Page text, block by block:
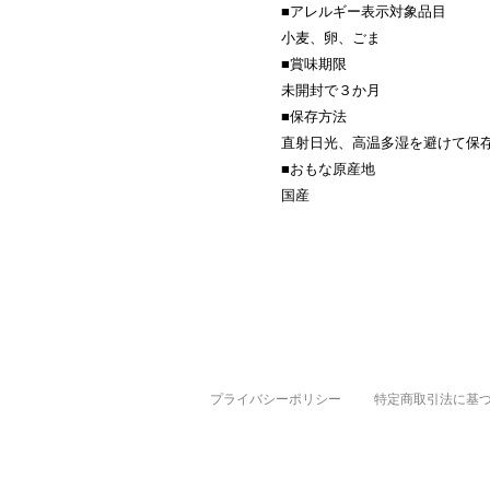
■アレルギー表示対象品目
小麦、卵、ごま
■賞味期限
未開封で３か月
■保存方法
直射日光、高温多湿を避けて保
■おもな原産地
国産
プライバシーポリシー 特定商取引法に基